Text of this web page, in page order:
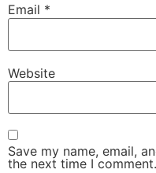
Email *
Website
Save my name, email,
the next time I comment.